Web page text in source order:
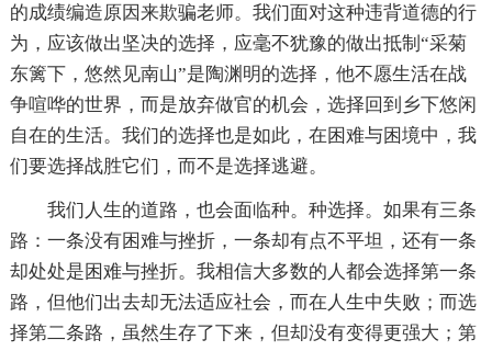
的成绩编造原因来欺骗老师。我们面对这种违背道德的行
为，应该做出坚决的选择，应毫不犹豫的做出抵制“采菊
东篱下，悠然见南山”是陶渊明的选择，他不愿生活在战
争喧哗的世界，而是放弃做官的机会，选择回到乡下悠闲
自在的生活。我们的选择也是如此，在困难与困境中，我
们要选择战胜它们，而不是选择逃避。
我们人生的道路，也会面临种。种选择。如果有三条
路：一条没有困难与挫折，一条却有点不平坦，还有一条
却处处是困难与挫折。我相信大多数的人都会选择第一条
路，但他们出去却无法适应社会，而在人生中失败；而选
择第二条路，虽然生存了下来，但却没有变得更强大；第